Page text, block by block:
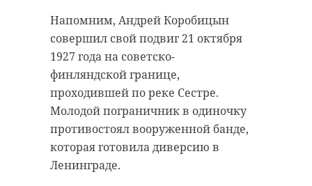
Напомним, Андрей Коробицын
совершил свой подвиг 21 октября
1927 года на советско-
финляндской границе,
проходившей по реке Сестре.
Молодой пограничник в одиночку
противостоял вооруженной банде,
которая готовила диверсию в
Ленинграде.